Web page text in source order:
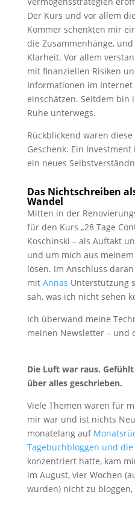
Der Kurs und vor allem
Kommer schenkten mir
die Zusammenhänge,
Klarheit. Vor allem
mit finanziellen Risiken
Informationen im Internet
einschätzen. Seitdem bin
Ruhe unterwegs.
Rückblickend waren
Geschenk. Ein
ein neues
Das Nichtschreiben
Wandel
Mitten in der
für den Kurs „28 Tage
Koschinski – als Auftakt
und um mich aus
lösen. Im Anschluss
mit Annas Unterstützung
sah, was ich nicht sehen
Ich überwand meine
meinen Newsletter – und
Die Luft war raus.
über alles geschrieben.
Viele Themen waren für
mir war und ist nichts
monatelang auf
Tagebuchbloggen und
konzentriert hatte, kam
im August, vier Wochen
wurden) nicht zu